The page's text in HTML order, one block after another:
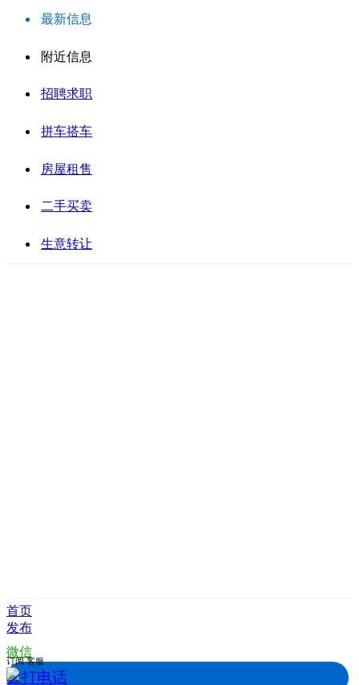
最新信息
附近信息
招聘求职
拼车搭车
房屋租售
二手买卖
生意转让
首页
发布
微信
拨打电话
订阅 客服